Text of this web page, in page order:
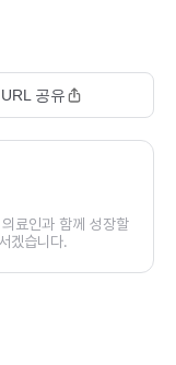
URL 공유
료인과 함께 성장할
겠습니다.